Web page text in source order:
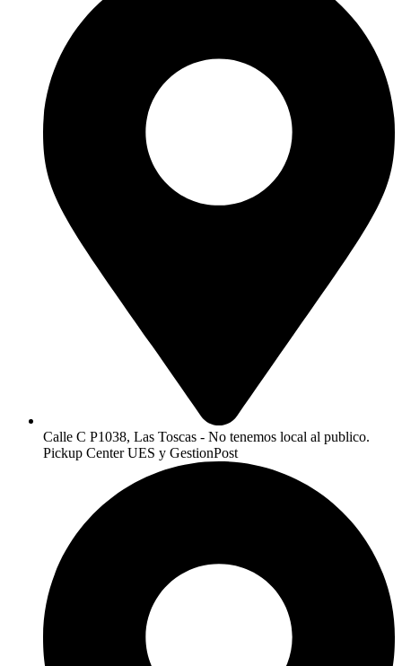
Calle C P1038, Las Toscas - No tenemos local al publico.
Pickup Center UES y GestionPost